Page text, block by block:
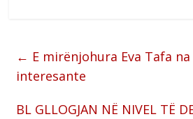
← E mirënjohura Eva Tafa
interesante
BL GLLOGJAN NË NIVEL TË